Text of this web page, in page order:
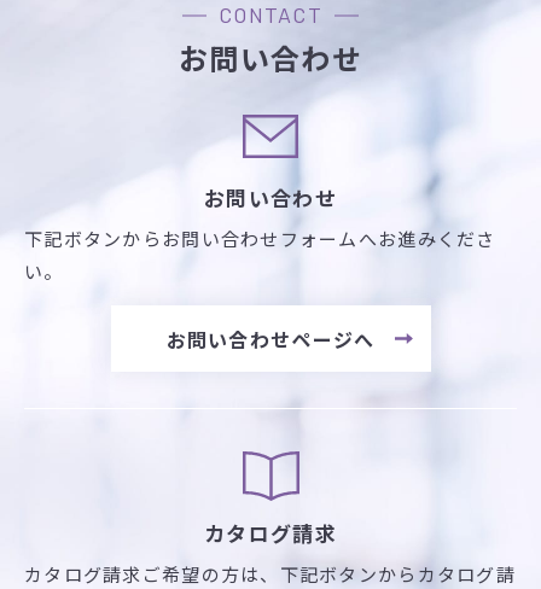
CONTACT
お問い合わせ
お問い合わせ
下記ボタンからお問い合わせフォームへお進みくださ
い。
お問い合わせページへ
カタログ請求
カタログ請求ご希望の方は、 下記ボタンからカタログ請